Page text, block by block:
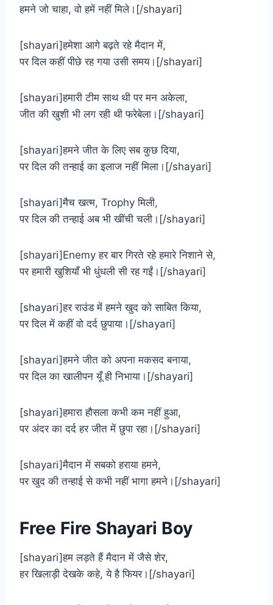
हमने जो चाहा, वो हमें नहीं मिले।[/shayari]
[shayari]हमेशा आगे बढ़ते रहे मैदान में,
पर दिल कहीं पीछे रह गया उसी समय।[/shayari]
[shayari]हमारी टीम साथ थी पर मन अकेला,
जीत की खुशी भी लग रही थी फरेबेला।[/shayari]
[shayari]हमने जीत के लिए सब कुछ दिया,
पर दिल की तन्हाई का इलाज नहीं मिला।[/shayari]
[shayari]मैच खत्म, Trophy मिली,
पर दिल की तन्हाई अब भी खींची चली।[/shayari]
[shayari]Enemy हर बार गिरते रहे हमारे निशाने से,
पर हमारी खुशियाँ भी धुंधली सी रह गईं।[/shayari]
[shayari]हर राउंड में हमने खुद को साबित किया,
पर दिल में कहीं वो दर्द छुपाया।[/shayari]
[shayari]हमने जीत को अपना मकसद बनाया,
पर दिल का खालीपन यूँ ही निभाया।[/shayari]
[shayari]हमारा हौसला कभी कम नहीं हुआ,
पर अंदर का दर्द हर जीत में छुपा रहा।[/shayari]
[shayari]मैदान में सबको हराया हमने,
पर खुद की तन्हाई से कभी नहीं भागा हमने।[/shayari]
Free Fire Shayari Boy
[shayari]हम लड़ते हैं मैदान में जैसे शेर,
हर खिलाड़ी देखके कहे, ये है फियर।[/shayari]